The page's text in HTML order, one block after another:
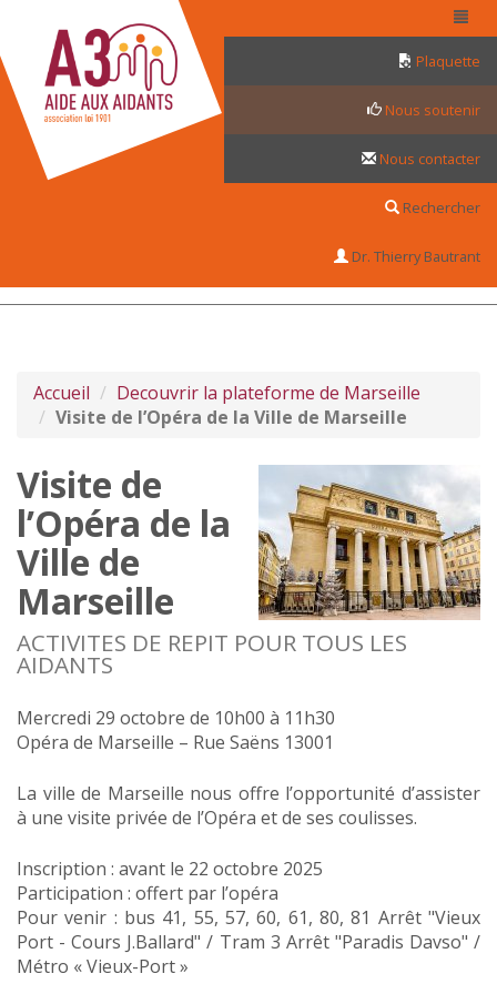
Plaquette
Nous soutenir
Nous contacter
Rechercher
Dr. Thierry Bautrant
Accueil
Decouvrir la plateforme de Marseille
Visite de l’Opéra de la Ville de Marseille
Visite de
l’Opéra de la
Ville de
Marseille
ACTIVITES DE REPIT POUR TOUS LES
AIDANTS
Mercredi 29 octobre de 10h00 à 11h30
Opéra de Marseille – Rue Saëns 13001
La ville de Marseille nous offre l’opportunité d’assister
à une visite privée de l’Opéra et de ses coulisses.
Inscription : avant le 22 octobre 2025
Participation : offert par l’opéra
Pour venir : bus 41, 55, 57, 60, 61, 80, 81 Arrêt "Vieux
Port - Cours J.Ballard" / Tram 3 Arrêt "Paradis Davso" /
Métro « Vieux-Port »
Panneau de gestion des cookies